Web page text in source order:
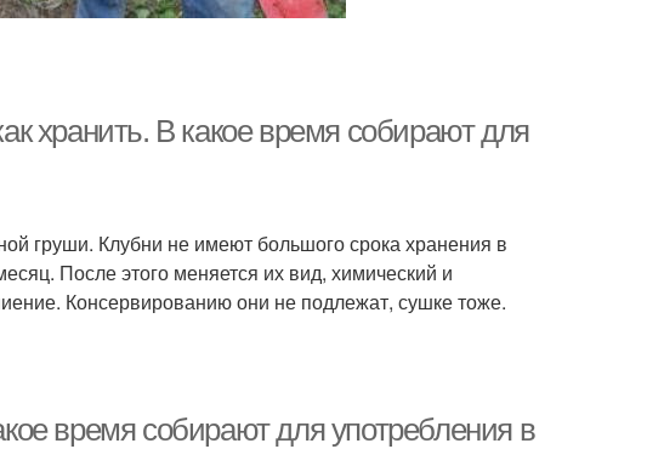
хранить. В какое время собирают для
груши. Клубни не имеют большого срока хранения в
После этого меняется их вид, химический и
Консервированию они не подлежат, сушке тоже.
время собирают для употребления в